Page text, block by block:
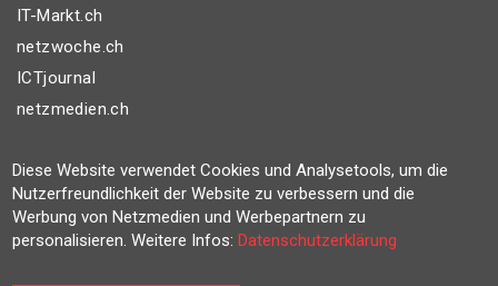
IT-Markt.ch
netzwoche.ch
ICTjournal
netzmedien.ch
© NETZMEDIEN AG 2026
Impressum
AGB
Nutzungsbestimmungen
Diese Website verwendet Cookies und Analysetools, um die
Nutzerfreundlichkeit der Website zu verbessern und die
Werbung von Netzmedien und Werbepartnern zu
personalisieren. Weitere Infos:Datenschutzerklärung